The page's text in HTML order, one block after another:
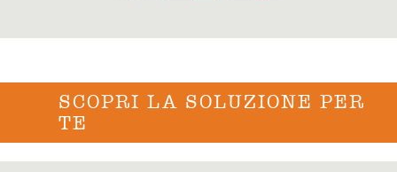
SCOPRI LA SOLUZIONE PER
TE